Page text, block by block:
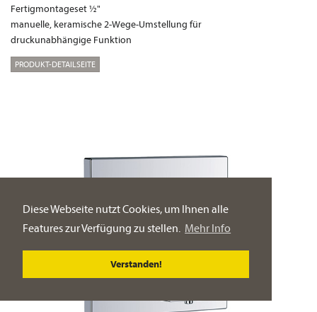
Diese Webseite nutzt Cookies, um Ihnen alle
Features zur Verfügung zu stellen. Mehr Info
Verstanden!
Fertigmontageset ½"
manuelle, keramische 2-Wege-Umstellung für
druckunabhängige Funktion
PRODUKT-DETAILSEITE